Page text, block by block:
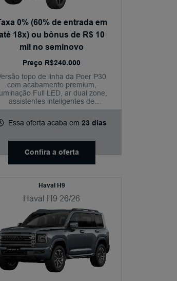
0% (60% de entrada em
18x) ou bônus de R$ 10
mil no seminovo
Preço R$240.000
topo de linha da Poer P30
com acabamento premium,
Full LED, ar dual zone,
assistentes inteligentes de
condução, bancos elétricos e
completo de conectividade e
segurança.
Essa oferta acaba em 23 dias
Confira a oferta
Haval H9
Haval H9 26/26